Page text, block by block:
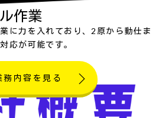
作業
に力を入れており、2原から動仕ま
応が可能です。
務内容を見る